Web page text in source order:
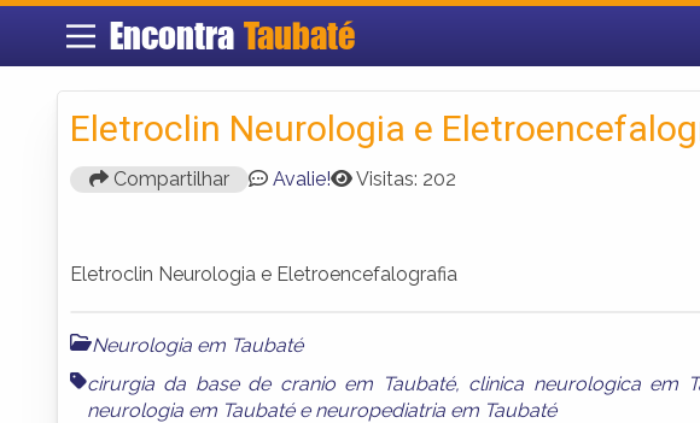
Encontra Taubaté
Eletroclin Neurologia e
Compartilhar Avalie! Visitas: 202
Eletroclin Neurologia e Eletroencefalografia
Neurologia em Taubaté
cirurgia da base de cranio em Taubaté, clinica neurologica em
neurologia em Taubatée neuropediatria em Taubaté